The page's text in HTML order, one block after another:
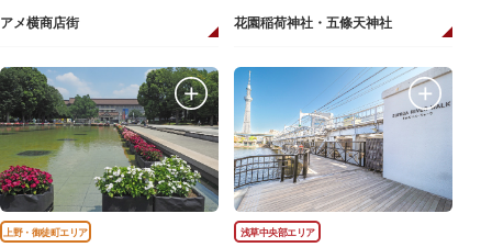
アメ横商店街 花園稲荷神社・五條天神社
上野・御徒町エリア 浅草中央部エリア